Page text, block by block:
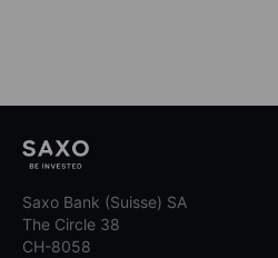
Saxo Bank (Suisse) SA
The Circle 38
CH-8058